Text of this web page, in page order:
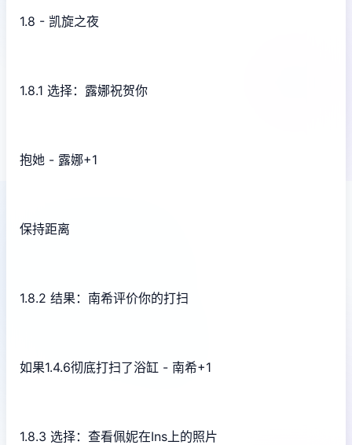
1.8 - 凯旋之夜
1.8.1 选择：露娜祝贺你
抱她 - 露娜+1
保持距离
1.8.2 结果：南希评价你的打扫
如果1.4.6彻底打扫了浴缸 - 南希+1
1.8.3 选择：查看佩妮在Ins上的照片